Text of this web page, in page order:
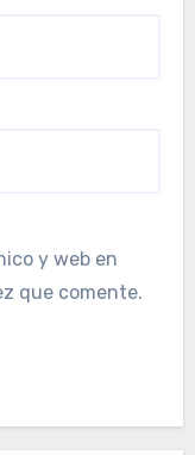
y web en
que comente.